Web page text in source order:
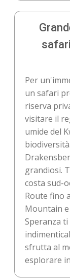
Per
un safari
riserva
visitare il
umide del
grandiosi.
costa sud-
Route fino
Mountain
Speranza
sfrutta al
esplorare